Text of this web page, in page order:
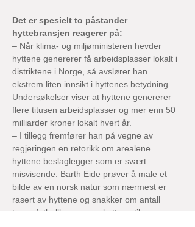
Det er spesielt to påstander
hyttebransjen reagerer på:
– Når klima- og miljøministeren hevder
hyttene genererer få arbeidsplasser lokalt i
distriktene i Norge, så avslører han
ekstrem liten innsikt i hyttenes betydning.
Undersøkelser viser at hyttene genererer
flere titusen arbeidsplasser og mer enn 50
milliarder kroner lokalt hvert år.
– I tillegg fremfører han på vegne av
regjeringen en retorikk om arealene
hyttene beslaglegger som er svært
misvisende. Barth Eide prøver å male et
bilde av en norsk natur som nærmest er
rasert av hyttene og snakker om antall
tusen fotballbaner som hyttene tilsvarer.